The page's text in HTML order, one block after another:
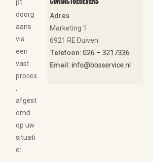
pt
doorg
aans
via
een
vast
proces
,
afgest
emd
op uw
situati
e:
Adres
Marketing 1
6921 RE Duiven
Telefoon: 026 – 3217336
Email: info@bbsservice.nl